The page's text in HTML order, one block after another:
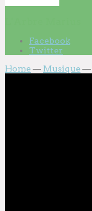
Facebook
Twitter
Home— Musique—